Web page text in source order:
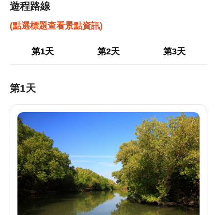
遊程路線
(點選標題查看景點資訊)
第1天 第2天 第3天
第1天